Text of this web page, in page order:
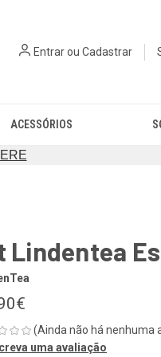
Entrarou Cadastrar
ACESSÓRIOS
Lindentea
(Ainda não há nenhuma
uma avaliação